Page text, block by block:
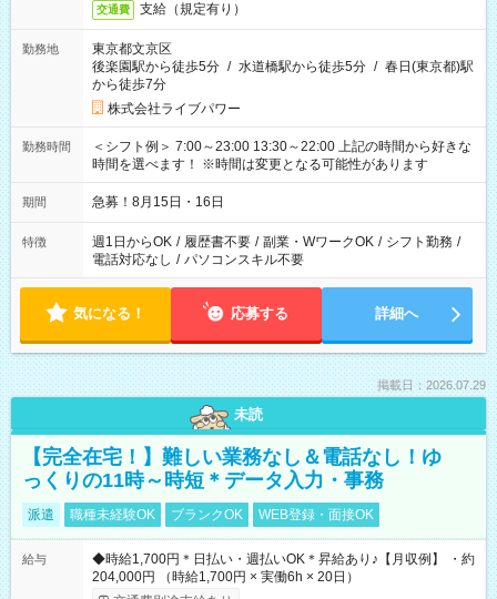
交通費 支給（規定有り）
勤務地
東京都文京区
後楽園駅から徒歩5分 / 水道橋駅から徒歩5分 / 春日(東京都)駅
から徒歩7分
株式会社ライブパワー
勤務時間
＜シフト例＞ 7:00～23:00 13:30～22:00 上記の時間から好きな
時間を選べます！ ※時間は変更となる可能性があります
期間 急募！8月15日・16日
特徴 週1日からOK / 履歴書不要 / 副業・WワークOK / シフト勤務 /
電話対応なし / パソコンスキル不要
気になる！ 応募する 詳細へ
掲載日：2026.07.29
未読
【完全在宅！】難しい業務なし＆電話なし！ゆ
っくりの11時～時短＊データ入力・事務
派遣 職種未経験OK ブランクOK WEB登録・面接OK
給与
◆時給1,700円＊日払い・週払いOK＊昇給あり♪【月収例】 ・約
204,000円 （時給1,700円 × 実働6h × 20日）